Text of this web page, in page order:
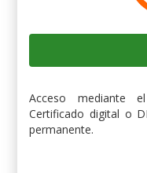
Acceso mediante
Certificado digital o
permanente.